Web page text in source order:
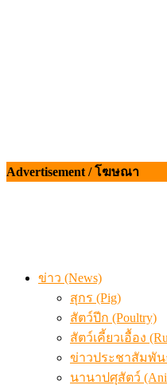
Advertisement / โฆษณา
ข่าว (News)
สุกร (Pig)
สัตว์ปีก (Poultry)
สัตว์เคี้ยวเอื้อง
ข่าวประชาสัมพัน
นานาปศุสัตว์